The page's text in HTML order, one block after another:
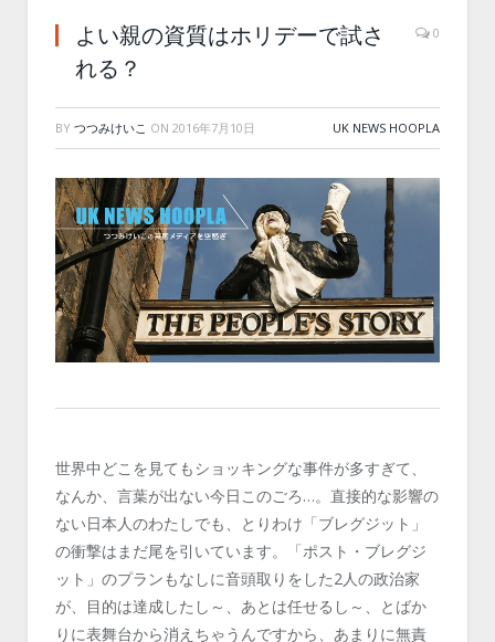
よい親の資質はホリデーで試さ
れる？
0
BY つつみけいこ ON 2016年7月10日 UK NEWS HOOPLA
世界中どこを見てもショッキングな事件が多すぎて、
なんか、言葉が出ない今日このごろ…。直接的な影響の
ない日本人のわたしでも、とりわけ「ブレグジット」
の衝撃はまだ尾を引いています。「ポスト・ブレグジ
ット」のプランもなしに音頭取りをした2人の政治家
が、目的は達成したし～、あとは任せるし～、とばか
りに表舞台から消えちゃうんですから、あまりに無責